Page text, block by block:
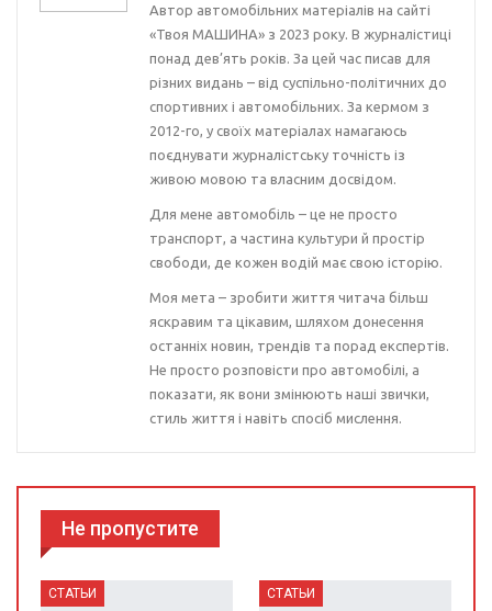
Автор автомобільних матеріалів на сайті
«Твоя МАШИНА» з 2023 року. В журналістиці
понад дев’ять років. За цей час писав для
різних видань – від суспільно-політичних до
спортивних і автомобільних. За кермом з
2012-го, у своїх матеріалах намагаюсь
поєднувати журналістську точність із
живою мовою та власним досвідом.
Для мене автомобіль – це не просто
транспорт, а частина культури й простір
свободи, де кожен водій має свою історію.
Моя мета – зробити життя читача більш
яскравим та цікавим, шляхом донесення
останніх новин, трендів та порад експертів.
Не просто розповісти про автомобілі, а
показати, як вони змінюють наші звички,
стиль життя і навіть спосіб мислення.
Не пропустите
СТАТЬИ СТАТЬИ